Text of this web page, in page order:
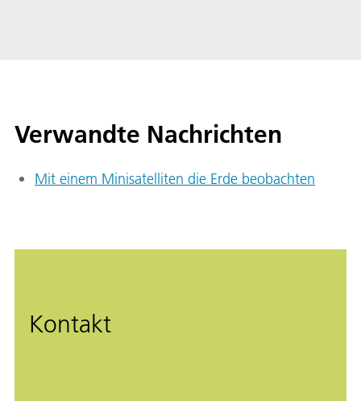
Verwandte Nachrichten
Mit einem Minisatelliten die Erde beobachten
Kontakt